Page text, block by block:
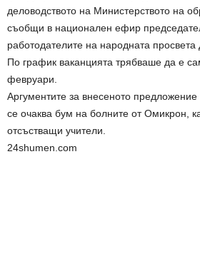
деловодството на Министерството на
съобщи в национален ефир
работодателите на народната просвета
По график ваканцията трябваше да е
февруари.
Аргументите за внесеното
се очаква бум на болните от Омикрон,
отсъстващи учители.
24shumen.com